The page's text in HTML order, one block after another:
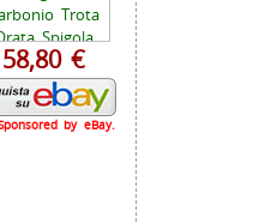
58,80 €
by eBay.